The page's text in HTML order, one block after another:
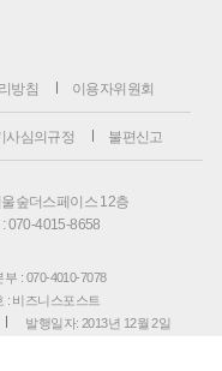
방침 이용자위원회
사심의규정 불편신고
숲더스페이스 12층
: 070-4015-8658
부 : 070-4010-7078
: 비즈니스포스트
발행일자: 2013년 12월 2일